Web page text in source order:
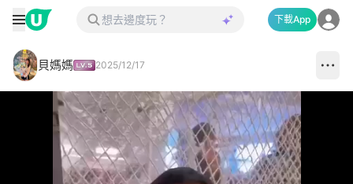
下載App
貝媽媽 2025/12/17